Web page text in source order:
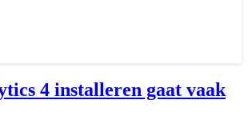
4 installeren gaat vaak